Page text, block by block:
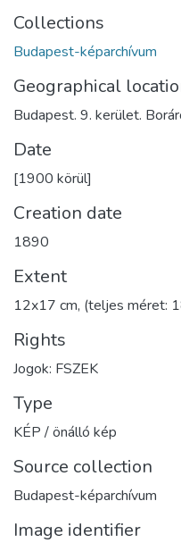
Collections
Budapest-képarchívum
Geographical
Budapest. 9. kerület.
Date
[1900 körül]
Creation date
1890
Extent
12x17 cm, (teljes méret:
Rights
Jogok: FSZEK
Type
KÉP / önálló kép
Source collection
Budapest-képarchívum
Image identifier